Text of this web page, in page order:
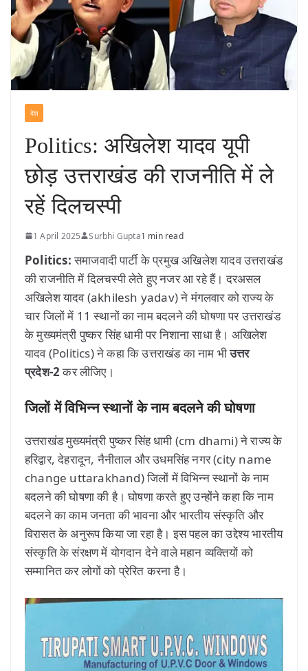
देश
Politics: अखिलेश यादव यूपी
छोड़ उत्तराखंड की राजनीति में ले
रहें दिलचस्पी
1 April 2025 Surbhi Gupta1 min read
Politics:समाजवादी पार्टी के प्रमुख अखिलेश यादव उत्तराखंड
की राजनीति में दिलचस्पी लेते हुए नजर आ रहे हैं। दरअसल
अखिलेश यादव (akhilesh yadav) ने मंगलवार को राज्य के
चार जिलों में 11 स्थानों का नाम बदलने की घोषणा पर उत्तराखंड
के मुख्यमंत्री पुष्कर सिंह धामी पर निशाना साधा है। अखिलेश
यादव (Politics) ने कहा कि उत्तराखंड का नाम भीउत्तर
प्रदेश-2कर लीजिए।
जिलों में विभिन्न स्थानों के नाम बदलने की घोषणा
उत्तराखंड मुख्यमंत्री पुष्कर सिंह धामी (cm dhami) ने राज्य के
हरिद्वार, देहरादून, नैनीताल और उधमसिंह नगर (city name
change uttarakhand) जिलों में विभिन्न स्थानों के नाम
बदलने की घोषणा की है। घोषणा करते हुए उन्होंने कहा कि नाम
बदलने का काम जनता की भावना और भारतीय संस्कृति और
विरासत के अनुरूप किया जा रहा है। इस पहल का उद्देश्य भारतीय
संस्कृति के संरक्षण में योगदान देने वाले महान व्यक्तियों को
सम्मानित कर लोगों को प्रेरित करना है।